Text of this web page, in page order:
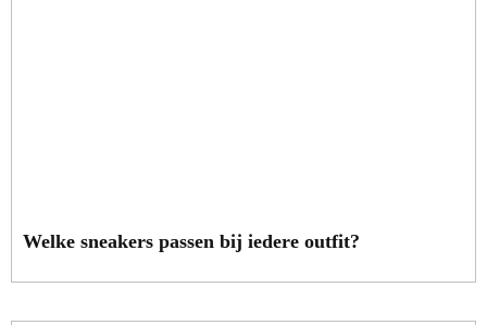
Welke sneakers passen bij iedere outfit?